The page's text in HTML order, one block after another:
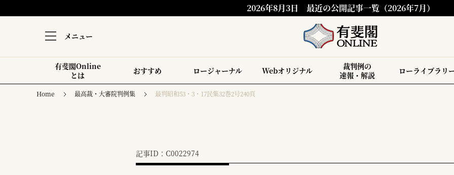
2026年8月3日 最近の公開記事一覧（2026年7月）
メニュー
有斐閣Online
とは
おすすめ ロージャーナル Webオリジナル
裁判例の
速報・解説
ローライブラリ
Home 最高裁・大審院判例集 最判昭和53・3・17民集32巻2号240頁
記事ID：C0022974